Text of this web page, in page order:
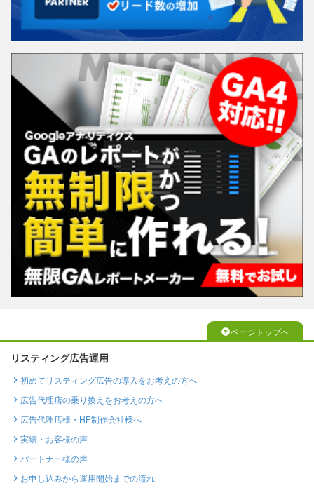
ページトップへ
リスティング広告運用
初めてリスティング広告の導入をお考えの方へ
広告代理店の乗り換えをお考えの方へ
広告代理店様・HP制作会社様へ
実績・お客様の声
パートナー様の声
お申し込みから運用開始までの流れ